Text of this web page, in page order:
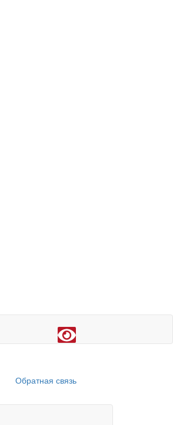
Обратная связь